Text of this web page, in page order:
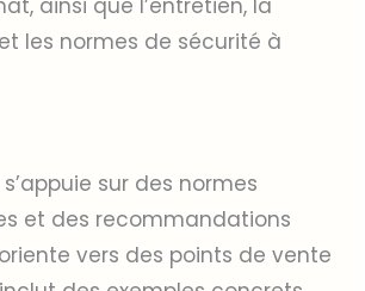
les normes de sécurité à
sur des normes
et des recommandations
vers des points de vente